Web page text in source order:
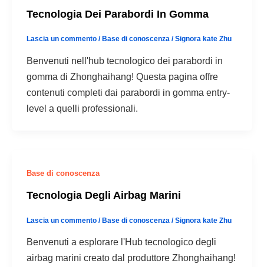
Tecnologia Dei Parabordi In Gomma
Lascia un commento / Base di conoscenza/Signora kate Zhu
Benvenuti nell'hub tecnologico dei parabordi in
gomma di Zhonghaihang! Questa pagina offre
contenuti completi dai parabordi in gomma entry-
level a quelli professionali.
Base di conoscenza
Tecnologia Degli Airbag Marini
Lascia un commento /Base di conoscenza /Signora kate Zhu
Benvenuti a esplorare l'Hub tecnologico degli
airbag marini creato dal produttore Zhonghaihang!